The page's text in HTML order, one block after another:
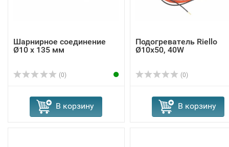
Шарнирное соединение
Ø10 x 135 мм
(0)
В корзину
Подогреватель Riello
Ø10x50, 40W
(0)
В корзину